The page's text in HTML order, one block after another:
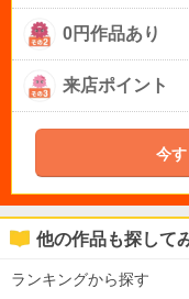
0円作品あり
来店ポイント
今
他の作品も探して
ランキングから探す